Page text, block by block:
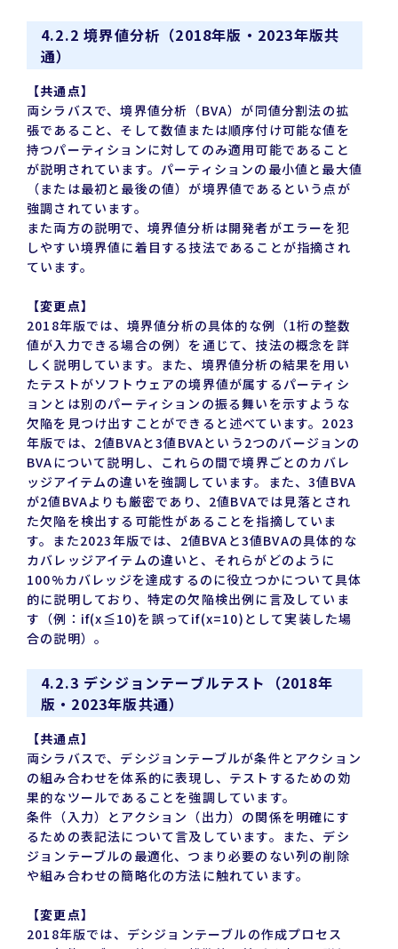
4.2.2 境界値分析（2018年版・2023年版共
通）
【共通点】
両シラバスで、境界値分析（BVA）が同値分割法の拡
張であること、そして数値または順序付け可能な値を
持つパーティションに対してのみ適用可能であること
が説明されています。パーティションの最小値と最大値
（または最初と最後の値）が境界値であるという点が
強調されています。
また両方の説明で、境界値分析は開発者がエラーを犯
しやすい境界値に着目する技法であることが指摘され
ています。
【変更点】
2018年版では、境界値分析の具体的な例（1桁の整数
値が入力できる場合の例）を通じて、技法の概念を詳
しく説明しています。また、境界値分析の結果を用い
たテストがソフトウェアの境界値が属するパーティシ
ョンとは別のパーティションの振る舞いを示すような
欠陥を見つけ出すことができると述べています。2023
年版では、2値BVAと3値BVAという2つのバージョンの
BVAについて説明し、これらの間で境界ごとのカバレ
ッジアイテムの違いを強調しています。また、3値BVA
が2値BVAよりも厳密であり、2値BVAでは見落とされ
た欠陥を検出する可能性があることを指摘していま
す。また2023年版では、2値BVAと3値BVAの具体的な
カバレッジアイテムの違いと、それらがどのように
100%カバレッジを達成するのに役立つかについて具体
的に説明しており、特定の欠陥検出例に言及していま
す（例：if(x≦10)を誤ってif(x=10)として実装した場
合の説明）。
4.2.3 デシジョンテーブルテスト（2018年
版・2023年版共通）
【共通点】
両シラバスで、デシジョンテーブルが条件とアクション
の組み合わせを体系的に表現し、テストするための効
果的なツールであることを強調しています。
条件（入力）とアクション（出力）の関係を明確にす
るための表記法について言及しています。また、デシ
ジョンテーブルの最適化、つまり必要のない列の削除
や組み合わせの簡略化の方法に触れています。
【変更点】
2018年版では、デシジョンテーブルの作成プロセス